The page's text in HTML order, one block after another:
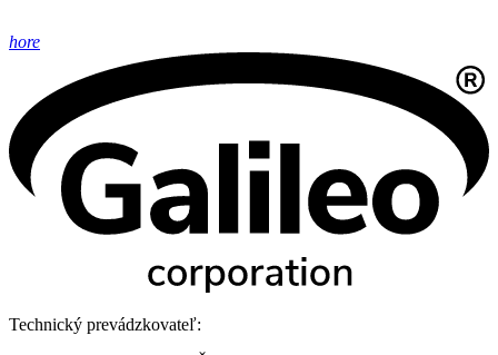
hore
Technický prevádzkovateľ: